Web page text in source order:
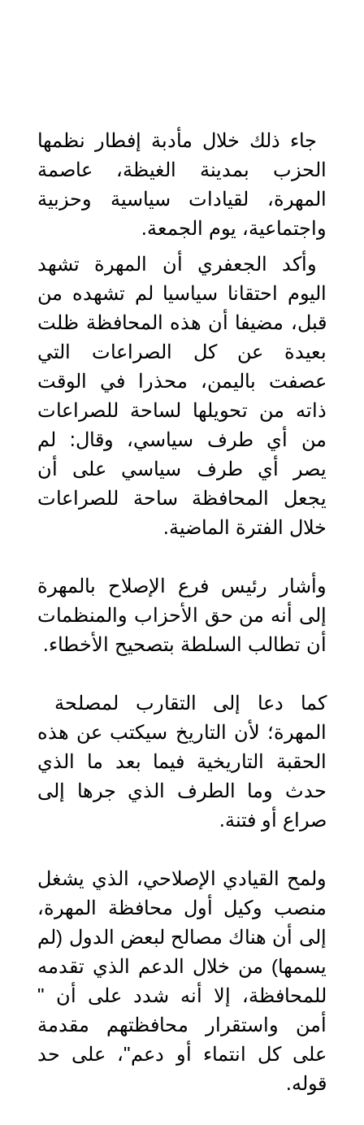
جاء ذلك خلال مأدبة إفطار نظمها
الحزب بمدينة الغيظة، عاصمة
المهرة، لقيادات سياسية وحزبية
واجتماعية، يوم الجمعة.
وأكد الجعفري أن المهرة تشهد
اليوم احتقانا سياسيا لم تشهده من
قبل، مضيفا أن هذه المحافظة ظلت
بعيدة عن كل الصراعات التي
عصفت باليمن، محذرا في الوقت
ذاته من تحويلها لساحة للصراعات
من أي طرف سياسي، وقال: لم
يصر أي طرف سياسي على أن
يجعل المحافظة ساحة للصراعات
خلال الفترة الماضية.
وأشار رئيس فرع الإصلاح بالمهرة
إلى أنه من حق الأحزاب والمنظمات
أن تطالب السلطة بتصحيح الأخطاء.
كما دعا إلى التقارب لمصلحة
المهرة؛ لأن التاريخ سيكتب عن هذه
الحقبة التاريخية فيما بعد ما الذي
حدث وما الطرف الذي جرها إلى
صراع أو فتنة.
ولمح القيادي الإصلاحي، الذي يشغل
منصب وكيل أول محافظة المهرة،
إلى أن هناك مصالح لبعض الدول (لم
يسمها) من خلال الدعم الذي تقدمه
للمحافظة، إلا أنه شدد على أن "
أمن واستقرار محافظتهم مقدمة
على كل انتماء أو دعم"، على حد
قوله.